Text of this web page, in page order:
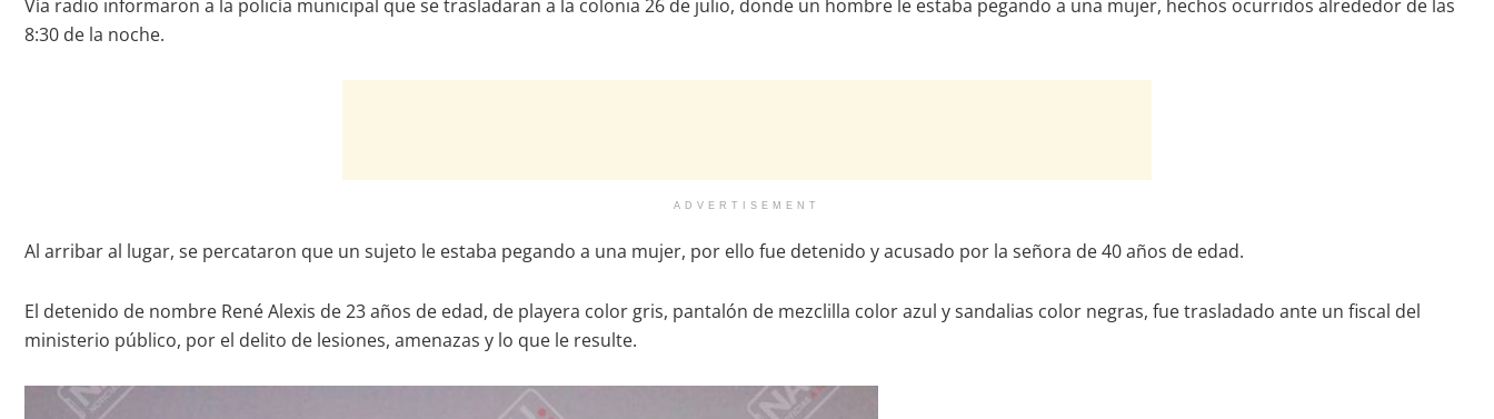
Vía radio informaron a la policía municipal que se trasladaran a la colonia 26 de julio, donde un hombre le estaba pegando a una mujer, hechos ocurridos alrededor de las
8:30 de la noche.
ADVERTISEMENT
Al arribar al lugar, se percataron que un sujeto le estaba pegando a una mujer, por ello fue detenido y acusado por la señora de 40 años de edad.
El detenido de nombre René Alexis de 23 años de edad, de playera color gris, pantalón de mezclilla color azul y sandalias color negras, fue trasladado ante un fiscal del
ministerio público, por el delito de lesiones, amenazas y lo que le resulte.